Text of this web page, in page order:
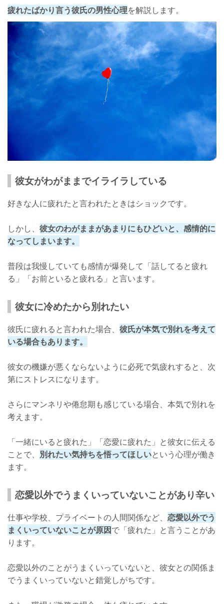
疲れたばかり言う彼氏の男性心理を解説します。
彼女がわがままでイライラしている
好きな人に疲れたと言われたときはショックです。
しかし、 彼女のわがままがあまりにもひどいと、感情的に
なってしまいます。
普段は我慢していても感情が爆発して「話してると疲れ
る」「お前といると疲れる」と言います。
彼女に冷めたから別れたい
彼氏に疲れると言われた場合、 彼氏が本気で別れを考えて
いる場合もあります。
彼女の機嫌が悪くならないように必死で気疲れすると、次
第にストレスになります。
さらにマンネリや倦怠期も感じている場合、本気で別れを
考えます。
「一緒にいると疲れた」「恋愛に疲れた」と彼女に伝える
ことで、 別れたい気持ちを悟ってほしいという心理が働き
ます。
恋愛以外でうまくいっていないことがあり辛い
仕事や学校、プライベートの人間関係など、 恋愛以外でう
まくいっていないことが原因で「疲れた」と言うことがあ
ります。
恋愛以外のことがうまくいっていないと、彼女との関係ま
でうまくいっていないと錯覚しがちです。